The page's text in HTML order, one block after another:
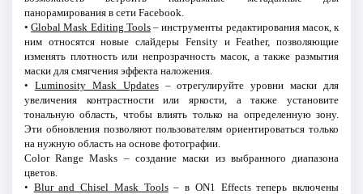
панорамирования в сети Facebook.
•Global Mask Editing Tools– инструменты редактирования масок, к
ним относятся новые слайдеры Fensity и Feather, позволяющие
изменять плотность или непрозрачность масок, а также размытия
маски для смягчения эффекта наложения.
• Luminosity Mask Updates– отрегулируйте уровни маски для
увеличения контрастности или яркости, а также установите
тональную область, чтобы влиять только на определенную зону.
Эти обновления позволяют пользователям ориентироваться только
на нужную область на основе фотографии.
Color Range Masks – создание маски из выбранного диапазона
цветов.
• Blur and Chisel Mask Tools– в ON1 Effects теперь включены